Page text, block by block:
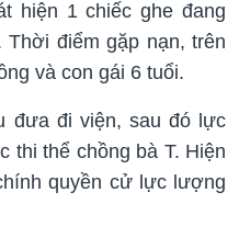
hiện 1 chiếc ghe đang
Thời điểm gặp nạn, trên
và con gái 6 tuổi.
đưa đi viện, sau đó lực
thi thể chồng bà T. Hiện
quyền cử lực lượng